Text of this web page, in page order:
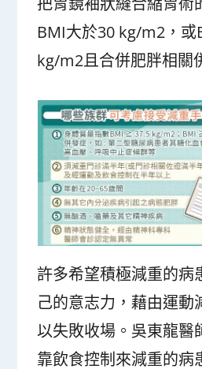
BMI大於30 kg/m2 ，
kg/m2且合併肥胖相關
許多希望積極減重的病
己的意志力，藉由運動
以失敗收場。吳東龍醫
靠飲食控制來減重的病